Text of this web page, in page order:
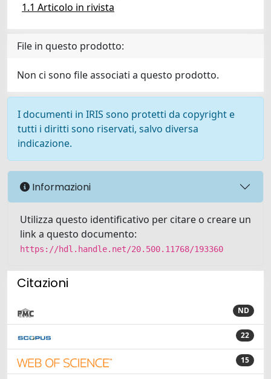
1.1 Articolo in rivista
File in questo prodotto:
Non ci sono file associati a questo prodotto.
I documenti in IRIS sono protetti da copyright e
tutti i diritti sono riservati, salvo diversa
indicazione.
Informazioni
Utilizza questo identificativo per citare o creare un
link a questo documento:
https://hdl.handle.net/20.500.11768/193360
Citazioni
ND
22
15